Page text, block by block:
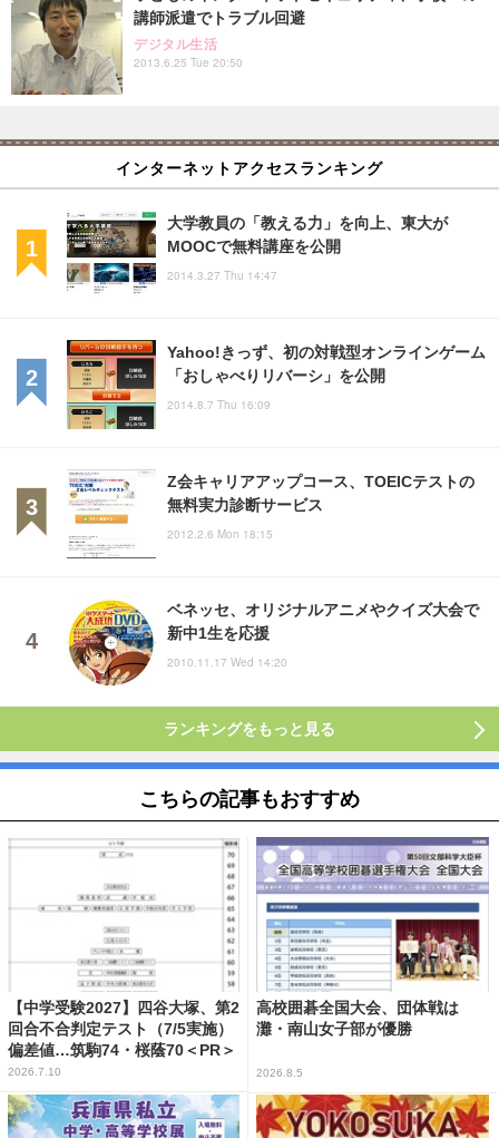
講師派遣でトラブル回避
デジタル生活
2013.6.25 Tue 20:50
インターネットアクセスランキング
大学教員の「教える力」を向上、東大が
MOOCで無料講座を公開
2014.3.27 Thu 14:47
Yahoo!きっず、初の対戦型オンラインゲーム
「おしゃべりリバーシ」を公開
2014.8.7 Thu 16:09
Z会キャリアアップコース、TOEICテストの
無料実力診断サービス
2012.2.6 Mon 18:15
ベネッセ、オリジナルアニメやクイズ大会で
新中1生を応援
2010.11.17 Wed 14:20
ランキングをもっと見る
こちらの記事もおすすめ
【中学受験2027】四谷大塚、第2
回合不合判定テスト（7/5実施）
偏差値…筑駒74・桜蔭70＜PR＞
2026.7.10
高校囲碁全国大会、団体戦は
灘・南山女子部が優勝
2026.8.5